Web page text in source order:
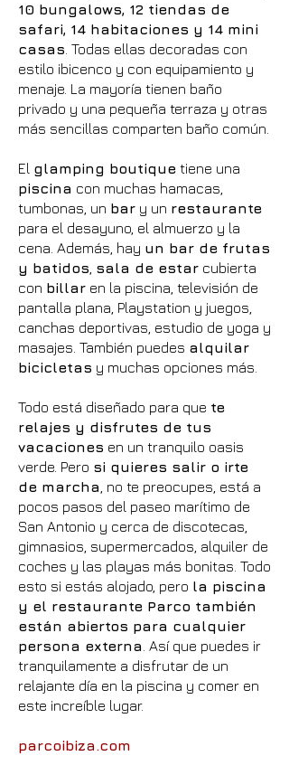
10 bungalows, 12 tiendas de
safari, 14 habitaciones y 14 mini
casas . Todas ellas decoradas con
estilo ibicenco y con equipamiento y
menaje. La mayoría tienen baño
privado y una pequeña terraza y otras
más sencillas comparten baño común.
El glamping boutique tiene una
piscina con muchas hamacas,
tumbonas, un bar y un restaurante
para el desayuno, el almuerzo y la
cena. Además, hay un bar de frutas
y batidos sala de estar cubierta
con billar en la piscina, televisión de
pantalla plana, Playstation y juegos,
canchas deportivas, estudio de yoga y
masajes. También puedes alquilar
bicicletas y muchas opciones más.
Todo está diseñado para que te
relajes y disfrutes de tus
vacaciones en un tranquilo oasis
verde. Pero si quieres salir o irte
de marcha , no te preocupes, está a
pocos pasos del paseo marítimo de
San Antonio y cerca de discotecas,
gimnasios, supermercados, alquiler de
coches y las playas más bonitas. Todo
esto si estás alojado, pero la piscina
y el restaurante Parco también
están abiertos para cualquier
persona externa . Así que puedes ir
tranquilamente a disfrutar de un
relajante día en la piscina y comer en
este increíble lugar.
parcoibiza.com